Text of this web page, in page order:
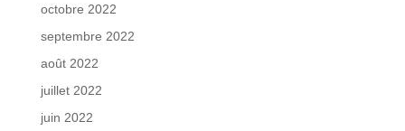
octobre 2022
septembre 2022
août 2022
juillet 2022
juin 2022